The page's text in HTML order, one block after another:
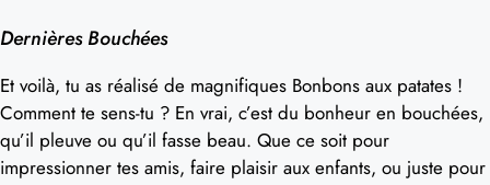
Dernières Bouchées
Et voilà, tu as réalisé de magnifiques Bonbons aux patates !
Comment te sens-tu ? En vrai, c’est du bonheur en bouchées,
qu’il pleuve ou qu’il fasse beau. Que ce soit pour
impressionner tes amis, faire plaisir aux enfants, ou juste pour